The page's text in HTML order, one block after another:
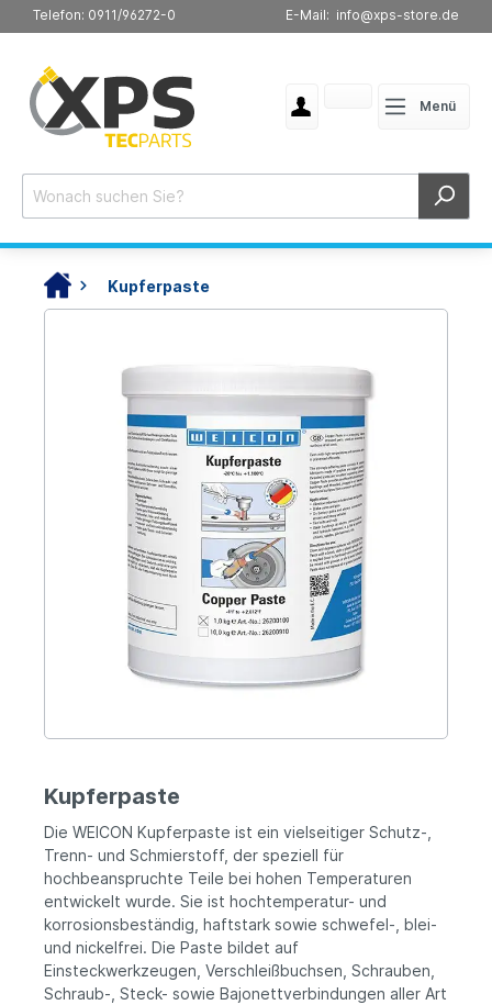
Telefon: 0911/96272-0 E-Mail: info@xps-store.de
Menü
Kupferpaste
Kupferpaste
Die WEICON Kupferpaste ist ein vielseitiger Schutz-,
Trenn- und Schmierstoff, der speziell für
hochbeanspruchte Teile bei hohen Temperaturen
entwickelt wurde. Sie ist hochtemperatur- und
korrosionsbeständig, haftstark sowie schwefel-, blei-
und nickelfrei. Die Paste bildet auf
Einsteckwerkzeugen, Verschleißbuchsen, Schrauben,
Schraub-, Steck- sowie Bajonettverbindungen aller Art